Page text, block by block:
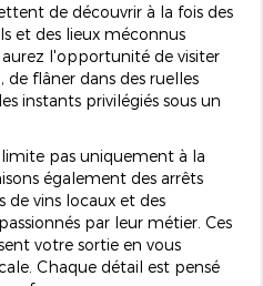
de découvrir à la fois des
et des lieux méconnus
l'opportunité de visiter
flâner dans des ruelles
instants privilégiés sous un
pas uniquement à la
également des arrêts
de vins locaux et des
par leur métier. Ces
votre sortie en vous
Chaque détail est pensé